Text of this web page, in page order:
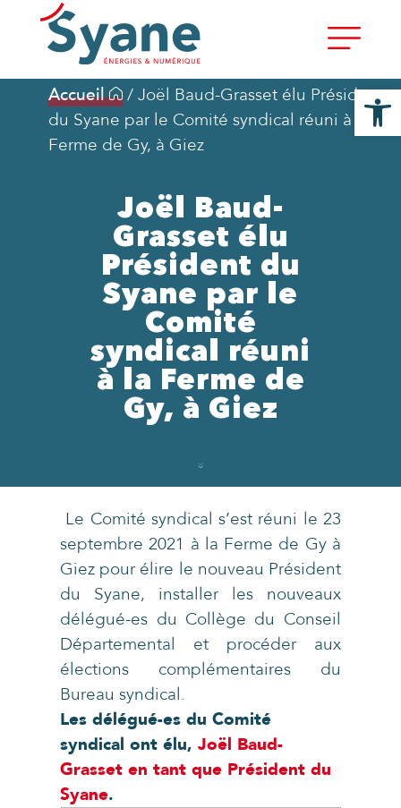
Accueil /Joël Baud-Grasset élu Président
du Syane par le Comité syndical réuni à la
Ferme de Gy, à Giez
Joël Baud-
Grasset élu
Président du
Syane par le
Comité
syndical réuni
à la Ferme de
Gy, à Giez
Le Comité syndical s’est réuni le 23
septembre 2021 à la Ferme de Gy à
Giez pour élire le nouveau Président
du Syane, installer les nouveaux
délégué-es du Collège du Conseil
Départemental et procéder aux
élections complémentaires du
Bureau syndical.
Les délégué-es du Comité
syndical ont élu,Joël Baud-
Grasset en tant que Président du
Syane.
Ouvrir